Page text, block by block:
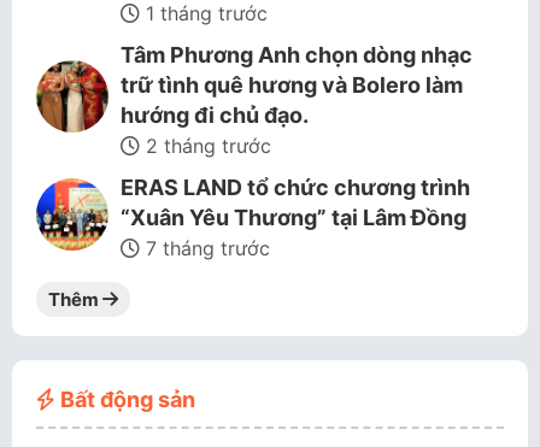
1 tháng trước
Tâm Phương Anh chọn dòng nhạc
trữ tình quê hương và Bolero làm
hướng đi chủ đạo.
2 tháng trước
ERAS LAND tổ chức chương trình
“Xuân Yêu Thương” tại Lâm Đồng
7 tháng trước
Thêm
Bất động sản